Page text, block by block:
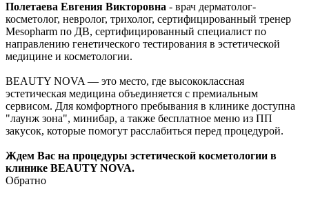
Полетаева Евгения Викторовна - врач дерматолог-
косметолог, невролог, трихолог, сертифицированный тренер
Mesopharm по ДВ, сертифицированный специалист по
направлению генетического тестирования в эстетической
медицине и косметологии.
BEAUTY NOVA — это место, где высококлассная
эстетическая медицина объединяется с премиальным
сервисом. Для комфортного пребывания в клинике доступна
"лаунж зона", минибар, а также бесплатное меню из ПП
закусок, которые помогут расслабиться перед процедурой.
Ждем Вас на процедуры эстетической косметологии в
клинике BEAUTY NOVA.
Обратно